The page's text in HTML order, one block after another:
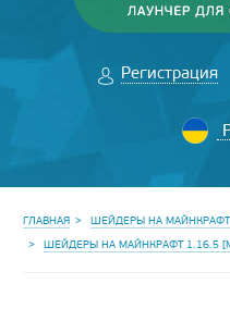
Регистрация
ГЛАВНАЯ
ШЕЙДЕРЫ НА МАЙНКРАФТ /
ШЕЙДЕРЫ НА МАЙНКРАФТ 1.16.5